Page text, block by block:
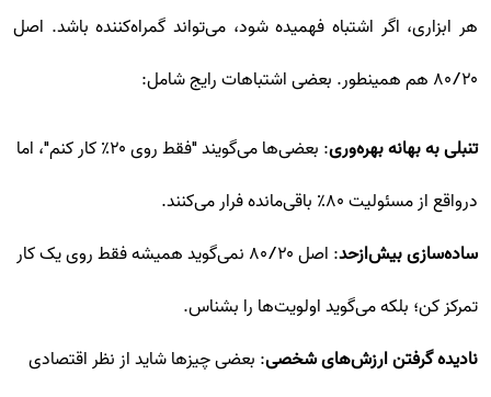
هر ابزاری، اگر اشتباه فهمیده شود، می‌تواند گمراه‌کننده باشد. اصل
۸۰/۲۰ هم همینطور. بعضی اشتباهات رایج شامل:
تنبلی به بهانه بهره‌وری
: بعضی‌ها می‌گویند "فقط روی ۲۰٪ کار کنم"، اما
درواقع از مسئولیت ۸۰٪ باقی‌مانده فرار می‌کنند.
ساده‌سازی بیش‌ازحد
: اصل ۸۰/۲۰ نمی‌گوید همیشه فقط روی یک کار
تمرکز کن؛ بلکه می‌گوید اولویت‌ها را بشناس.
نادیده گرفتن ارزش‌های شخصی: بعضی چیزها شاید از نظر اقتصادی